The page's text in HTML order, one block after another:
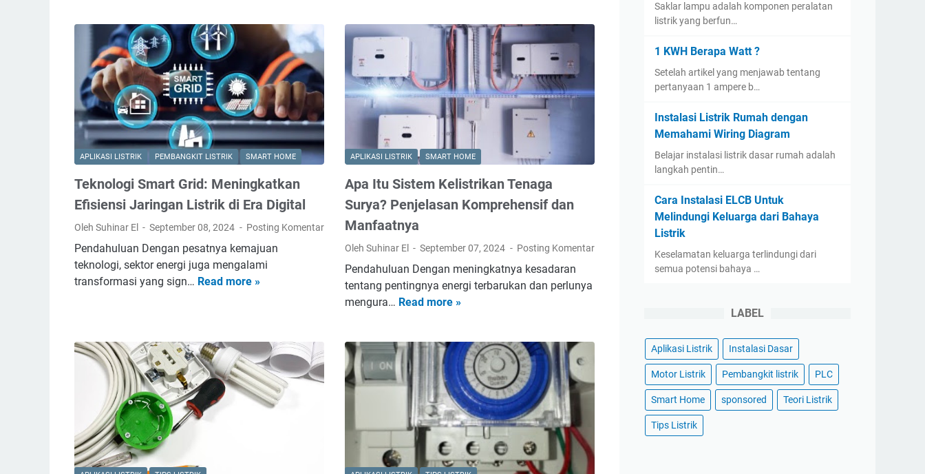
a
n
d
a
n
T
e
k
n
o
l
g
i
P
e
m
p
a
n
n
g
l
a
n
T
n
a
n
g
e
n
e
r
a
p
n
APLIKASI LISTRIK PEMBANGKIT LISTRIK SMART HOME
Teknologi Smart Grid: Meningkatkan
Efisiensi Jaringan Listrik di Era Digital
Oleh Suhinar El September 08, 2024 Posting Komentar
Pendahuluan Dengan pesatnya kemajuan
teknologi, sektor energi juga mengalami
transformasi yang sign… Read more »
l
o
g
APLIKASI LISTRIK SMART HOME
Apa Itu Sistem Kelistrikan Tenaga
Surya? Penjelasan Komprehensif dan
Manfaatnya
Oleh Suhinar El September 07, 2024 Posting Komentar
Pendahuluan Dengan meningkatnya kesadaran
tentang pentingnya energi terbarukan dan perlunya
mengura… Read more »
t
u
S
i
s
e
Saklar lampu adalah komponen peralatan
listrik yang berfun…
1 KWH Berapa Watt ?
Setelah artikel yang menjawab tentang
pertanyaan 1 ampere b…
Instalasi Listrik Rumah dengan
Memahami Wiring Diagram
Belajar instalasi listrik dasar rumah adalah
langkah pentin…
Cara Instalasi ELCB Untuk
Melindungi Keluarga dari Bahaya
Listrik
Keselamatan keluarga terlindungi dari
semua potensi bahaya …
LABEL
Aplikasi Listrik Instalasi Dasar
Motor Listrik Pembangkit listrik PLC
Smart Home sponsored Teori Listrik
Tips Listrik